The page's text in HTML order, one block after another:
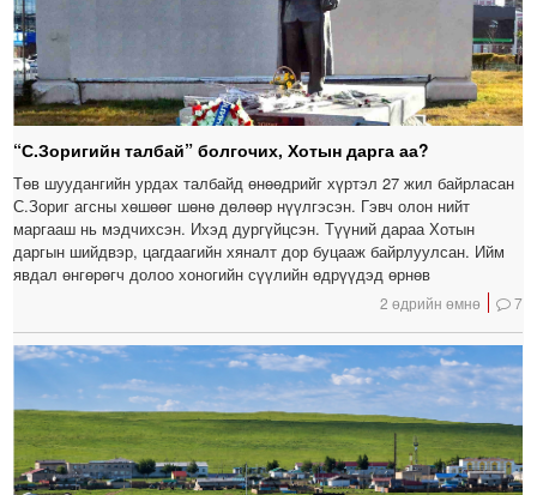
“С.Зоригийн талбай” болгочих, Хотын дарга аа?
Төв шуудангийн урдах талбайд өнөөдрийг хүртэл 27 жил байрласан
С.Зориг агсны хөшөөг шөнө дөлөөр нүүлгэсэн. Гэвч олон нийт
маргааш нь мэдчихсэн. Ихэд дургүйцсэн. Түүний дараа Хотын
даргын шийдвэр, цагдаагийн хяналт дор буцааж байрлуулсан. Ийм
явдал өнгөрөгч долоо хоногийн сүүлийн өдрүүдэд өрнөв
2 өдрийн өмнө 7